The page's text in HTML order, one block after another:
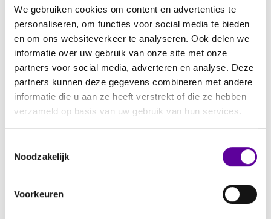
We gebruiken cookies om content en advertenties te
personaliseren, om functies voor social media te bieden
en om ons websiteverkeer te analyseren. Ook delen we
informatie over uw gebruik van onze site met onze
partners voor social media, adverteren en analyse. Deze
partners kunnen deze gegevens combineren met andere
informatie die u aan ze heeft verstrekt of die ze hebben
verzameld op basis van uw gebruik van hun services.
Noodzakelijk
Voorkeuren
MaatWijs trad op als inhoudelijk partner voor
Het GVB, met als meerwaarde het verbinden
van strategische portefeuillesturing aan
maatschappelijke behoeften. Onze aanpak was
integraal, data-gedreven én mensgericht. Met
dit plan heeft de gemeente Leiden een stevig
fundament gelegd voor toekomstbestendige en
doelmatige vastgoedkeuzes.